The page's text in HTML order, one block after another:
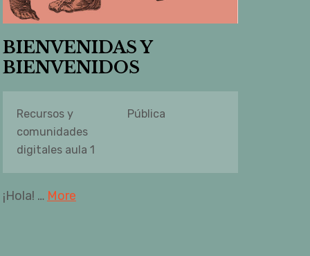
BIENVENIDAS Y
BIENVENIDOS
Recursos y
comunidades
digitales aula 1
Pública
¡Hola! … More